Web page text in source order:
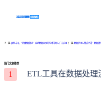
免费体验Demo 咨询方案
上一篇: 震撼未来，引领数据潮流：实时数据同步的技术革新与广泛应用下一篇: 数据处理与集成之道：数据清
热门文章推荐
1 ETL工具在数据处理